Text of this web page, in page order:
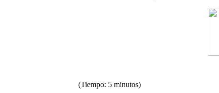
(Tiempo: 5 minutos)